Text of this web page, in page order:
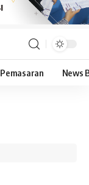
Pemasaran News